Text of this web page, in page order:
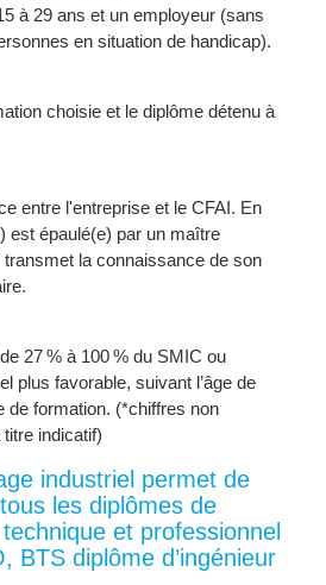
à 29 ans et un employeur (sans
en situation de handicap).
choisie et le diplôme détenu à
entre l'entreprise et le CFAI. En
est épaulé(e) par un maître
transmet la connaissance de son
27 % à 100 % du SMIC ou
plus favorable, suivant l’âge de
de formation. (*chiffres non
indicatif)
industriel permet de
les diplômes de
technique et professionnel
BTS diplôme d’ingénieur